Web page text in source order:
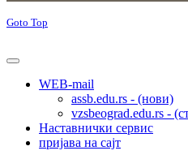
Goto Top
WEB-mail
assb.edu.rs - (нови)
vzsbeograd.edu.rs -
Наставнички сервис
пријава на сајт